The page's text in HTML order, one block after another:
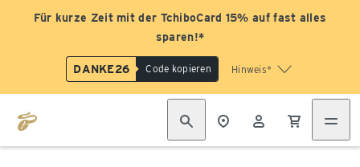
Für kurze Zeit mit der TchiboCard 15% auf fast alles
sparen!*
DANKE26 Code kopieren Hinweis*